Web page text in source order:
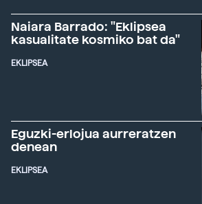
Naiara Barrado: "Eklipsea
kasualitate kosmiko bat da"
EKLIPSEA
Eguzki-erlojua aurreratzen
denean
EKLIPSEA